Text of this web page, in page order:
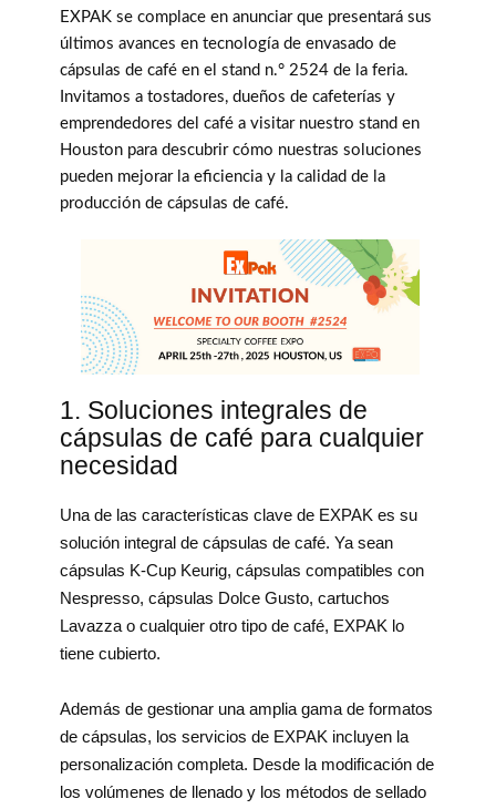
EXPAK se complace en anunciar que presentará sus
últimos avances en tecnología de envasado de
cápsulas de café en el stand n.° 2524 de la feria.
Invitamos a tostadores, dueños de cafeterías y
emprendedores del café a visitar nuestro stand en
Houston para descubrir cómo nuestras soluciones
pueden mejorar la eficiencia y la calidad de la
producción de cápsulas de café.
1. Soluciones integrales de
cápsulas de café para cualquier
necesidad
Una de las características clave de EXPAK es su
solución integral de cápsulas de café. Ya sean
cápsulas K-Cup Keurig, cápsulas compatibles con
Nespresso, cápsulas Dolce Gusto, cartuchos
Lavazza o cualquier otro tipo de café, EXPAK lo
tiene cubierto.
Además de gestionar una amplia gama de formatos
de cápsulas, los servicios de EXPAK incluyen la
personalización completa. Desde la modificación de
los volúmenes de llenado y los métodos de sellado